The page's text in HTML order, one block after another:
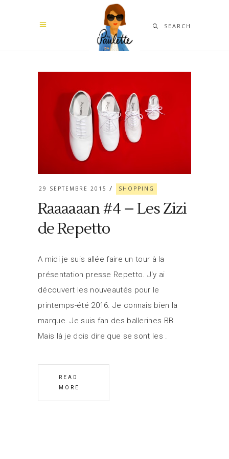
SEARCH
29 SEPTEMBRE 2015 SHOPPING
Raaaaaan #4 – Les Zizi
de Repetto
A midi je suis allée faire un tour à la
présentation presse Repetto. J'y ai
découvert les nouveautés pour le
printemps-été 2016. Je connais bien la
marque. Je suis fan des ballerines BB.
Mais là je dois dire que se sont les
READ
MORE